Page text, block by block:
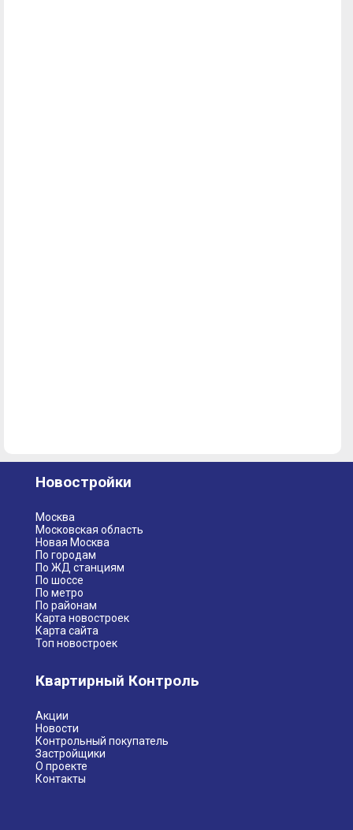
Новостройки
Москва
Московская область
Новая Москва
По городам
По ЖД станциям
По шоссе
По метро
По районам
Карта новостроек
Карта сайта
Топ новостроек
Квартирный Контроль
Акции
Новости
Контрольный покупатель
Застройщики
О проекте
Контакты